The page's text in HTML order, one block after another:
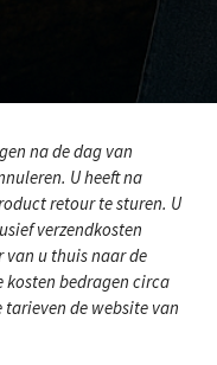
na de dag van
U heeft na
retour te sturen. U
verzendkosten
van u thuis naar de
kosten bedragen circa
de website van